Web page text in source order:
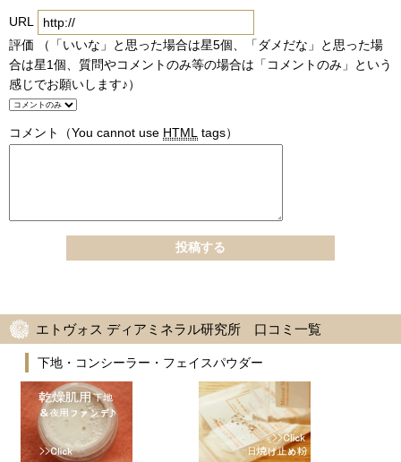
URL
評価 （「いいな」と思った場合は星5個、「ダメだな」と思った場
合は星1個、質問やコメントのみ等の場合は「コメントのみ」という
感じでお願いします♪）
コメント （You cannot use HTML tags）
エトヴォス ディアミネラル研究所 口コミ一覧
下地・コンシーラー・フェイスパウダー